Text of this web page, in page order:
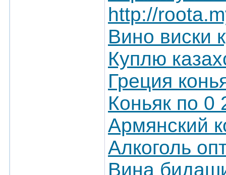
http://
Вино виски
Куплю
Греция
Коньяк по 0
Армянский
Алкоголь
Вина